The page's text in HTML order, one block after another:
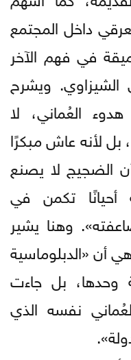
داخل المجتمع
في فهم الآخر
الشيزاوي. ويشرح
العُماني، لا
بل لأنه عاش مبكرًا
الضجيج لا يصنع
أحيانًا تكمن في
وهنا يشير
أن «الدبلوماسية
وحدها، بل جاءت
نفسه الذي